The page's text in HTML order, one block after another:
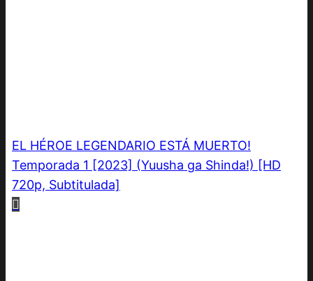
EL HÉROE LEGENDARIO ESTÁ MUERTO!
Temporada 1 [2023] (Yuusha ga Shinda!) [HD
720p, Subtitulada]